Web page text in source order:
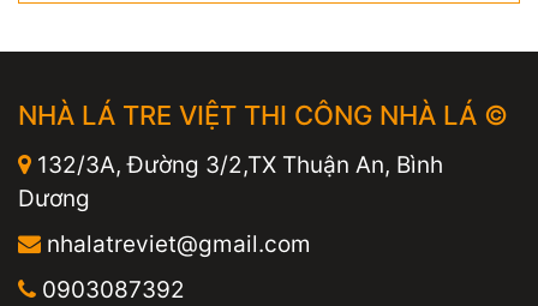
NHÀ LÁ TRE VIỆT THI CÔNG NHÀ LÁ ©
132/3A, Đường 3/2,TX Thuận An, Bình
Dương
nhalatreviet@gmail.com
0903087392